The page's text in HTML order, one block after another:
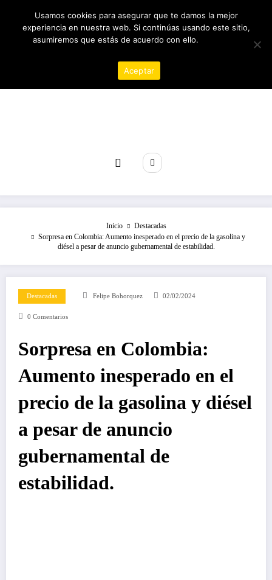
contenido
08/08/2026 10:32:35 AM
Inicio
Destacadas
Sorpresa en Colombia: Aumento inesperado en el precio de la gasolina y
diésel a pesar de anuncio gubernamental de estabilidad.
Destacadas Felipe Bohorquez 02/02/2024
0 Comentarios
Sorpresa en Colombia:
Aumento inesperado en el
precio de la gasolina y diésel
a pesar de anuncio
gubernamental de
estabilidad.
Usamos cookies para asegurar que te damos la mejor
experiencia en nuestra web. Si continúas usando este sitio,
asumiremos que estás de acuerdo con ello.
Aceptar